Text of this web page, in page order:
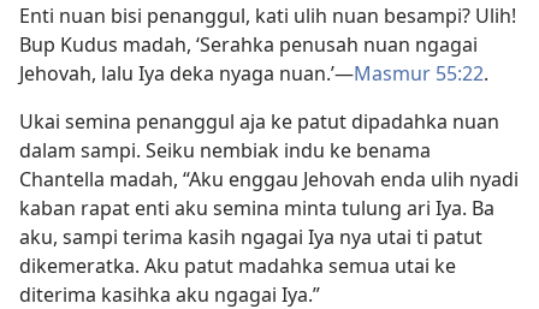
Enti nuan bisi penanggul, kati ulih nuan besampi? Ulih!
Bup Kudus madah, ‘Serahka penusah nuan ngagai
Jehovah, lalu Iya deka nyaga nuan.’​—Masmur 55:22.
Ukai semina penanggul aja ke patut dipadahka nuan
dalam sampi. Seiku nembiak indu ke benama
Chantella madah, “Aku enggau Jehovah enda ulih nyadi
kaban rapat enti aku semina minta tulung ari Iya. Ba
aku, sampi terima kasih ngagai Iya nya utai ti patut
dikemeratka. Aku patut madahka semua utai ke
diterima kasihka aku ngagai Iya.”